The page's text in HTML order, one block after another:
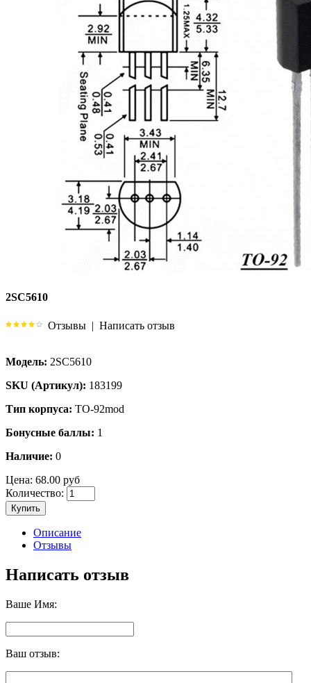
2SC5610
Отзывы | Написать отзыв
Модель: 2SC5610
SKU (Артикул): 183199
Тип корпуса: TO-92mod
Бонусные баллы: 1
Наличие: 0
Цена: 68.00 руб
Количество:
Купить
Описание
Отзывы
Написать отзыв
Ваше Имя:
Ваш отзыв: